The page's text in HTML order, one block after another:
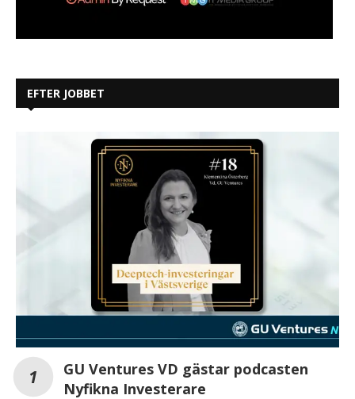
EFTER JOBBET
GU Ventures VD gästar podcasten
Nyfikna Investerare